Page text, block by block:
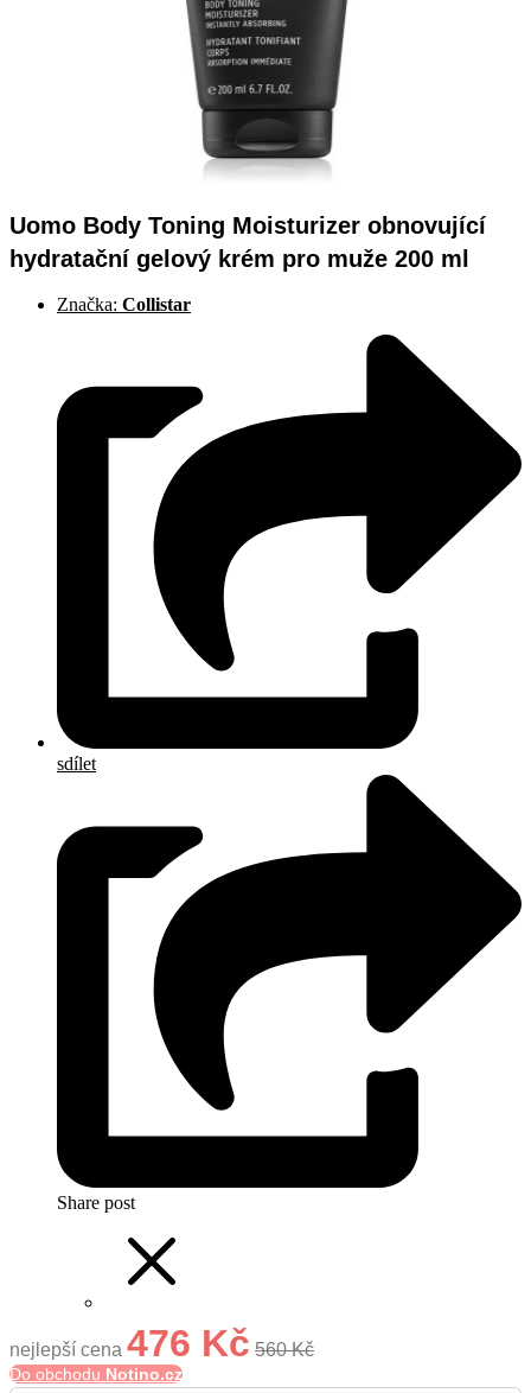
Uomo Body Toning Moisturizer obnovující
hydratační gelový krém pro muže 200 ml
Značka: Collistar
sdílet
Share post
nejlepší cena 476 Kč 560 Kč
Do obchodu Notino.cz